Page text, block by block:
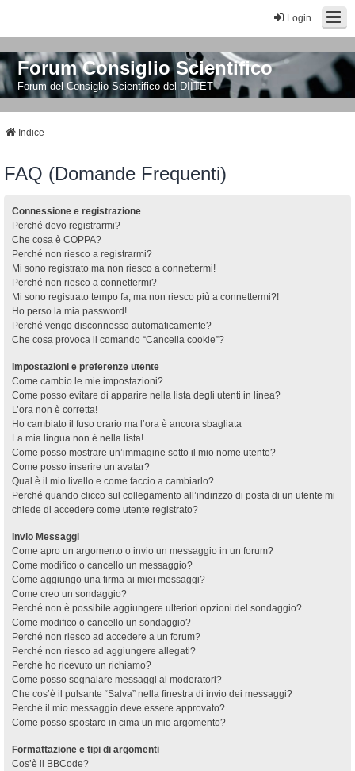
Login
Forum Consiglio Scientifico
Forum del Consiglio Scientifico del DIITET
Indice
FAQ (Domande Frequenti)
Connessione e registrazione
Perché devo registrarmi?
Che cosa è COPPA?
Perché non riesco a registrarmi?
Mi sono registrato ma non riesco a connettermi!
Perché non riesco a connettermi?
Mi sono registrato tempo fa, ma non riesco più a connettermi?!
Ho perso la mia password!
Perché vengo disconnesso automaticamente?
Che cosa provoca il comando “Cancella cookie”?
Impostazioni e preferenze utente
Come cambio le mie impostazioni?
Come posso evitare di apparire nella lista degli utenti in linea?
L’ora non è corretta!
Ho cambiato il fuso orario ma l’ora è ancora sbagliata
La mia lingua non è nella lista!
Come posso mostrare un’immagine sotto il mio nome utente?
Come posso inserire un avatar?
Qual è il mio livello e come faccio a cambiarlo?
Perché quando clicco sul collegamento all’indirizzo di posta di un utente mi
chiede di accedere come utente registrato?
Invio Messaggi
Come apro un argomento o invio un messaggio in un forum?
Come modifico o cancello un messaggio?
Come aggiungo una firma ai miei messaggi?
Come creo un sondaggio?
Perché non è possibile aggiungere ulteriori opzioni del sondaggio?
Come modifico o cancello un sondaggio?
Perché non riesco ad accedere a un forum?
Perché non riesco ad aggiungere allegati?
Perché ho ricevuto un richiamo?
Come posso segnalare messaggi ai moderatori?
Che cos’è il pulsante “Salva” nella finestra di invio dei messaggi?
Perché il mio messaggio deve essere approvato?
Come posso spostare in cima un mio argomento?
Formattazione e tipi di argomenti
Cos’è il BBCode?